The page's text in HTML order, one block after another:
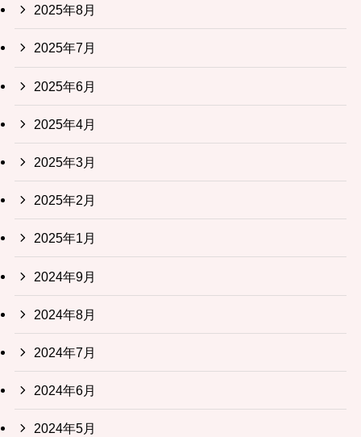
2025年8月
2025年7月
2025年6月
2025年4月
2025年3月
2025年2月
2025年1月
2024年9月
2024年8月
2024年7月
2024年6月
2024年5月